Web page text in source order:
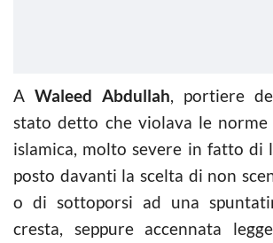
A Waleed Abdullah, portiere
stato detto che violava le
islamica, molto severe in fatto di
posto davanti la scelta di non
o di sottoporsi ad una
cresta, seppure accennata